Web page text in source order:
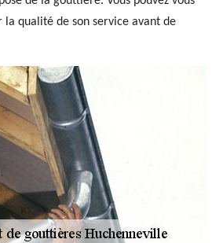
la qualité de son service avant de